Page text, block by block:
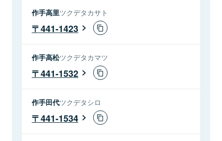
作手高里ツクデタカサト
441-1423
作手高松ツクデタカマツ
441-1532
作手田代ツクデタシロ
441-1534